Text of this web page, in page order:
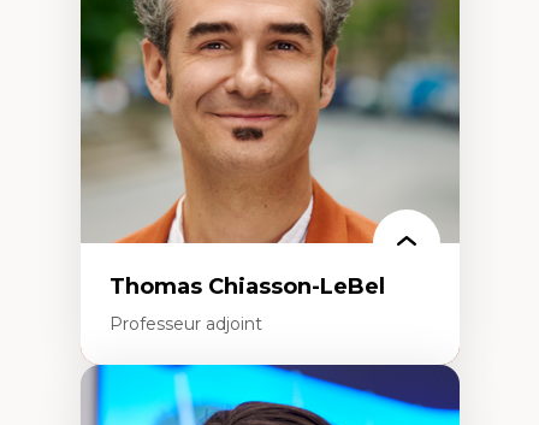
urbain
Design architectural et urbain
Patrimoine et patrimonialisation
Études postcoloniales et décolonisation des
savoirs
Thomas Chiasson-LeBel
Professeur adjoint
Expertises